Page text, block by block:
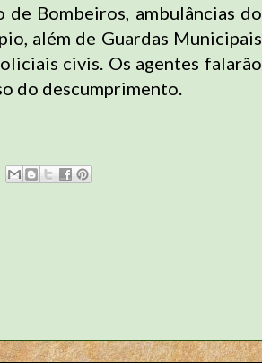
Bombeiros, ambulâncias do
além de Guardas Municipais
civis. Os agentes falarão
do descumprimento.